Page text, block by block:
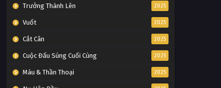
Trưởng Thành Lên 2025
Vuốt 2025
Cắt Cân 2025
Cuộc Đấu Súng Cuối Cùng 2025
Máu & Thần Thoại 2025